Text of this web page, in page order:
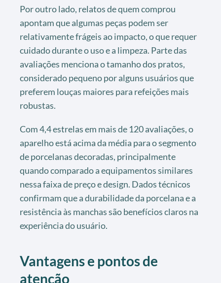
Por outro lado, relatos de quem comprou
apontam que algumas peças podem ser
relativamente frágeis ao impacto, o que requer
cuidado durante o uso e a limpeza. Parte das
avaliações menciona o tamanho dos pratos,
considerado pequeno por alguns usuários que
preferem louças maiores para refeições mais
robustas.
Com 4,4 estrelas em mais de 120 avaliações, o
aparelho está acima da média para o segmento
de porcelanas decoradas, principalmente
quando comparado a equipamentos similares
nessa faixa de preço e design. Dados técnicos
confirmam que a durabilidade da porcelana e a
resistência às manchas são benefícios claros na
experiência do usuário.
Vantagens e pontos de
atenção